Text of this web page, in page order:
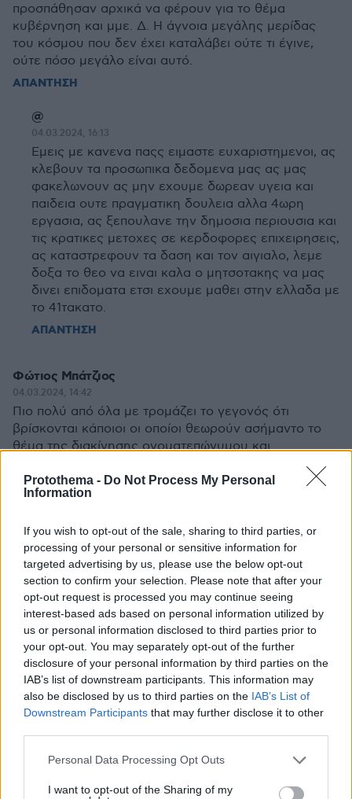
Protothema - Do Not Process My Personal
Information
If you wish to opt-out of the sale, sharing to third parties, or
processing of your personal or sensitive information for
targeted advertising by us, please use the below opt-out
section to confirm your selection. Please note that after your
opt-out request is processed you may continue seeing
interest-based ads based on personal information utilized by
us or personal information disclosed to third parties prior to
your opt-out. You may separately opt-out of the further
disclosure of your personal information by third parties on the
IAB’s list of downstream participants. This information may
also be disclosed by us to third parties on the IAB’s List of
Downstream Participants that may further disclose it to other
Please note that this website/app uses one or more Google
not limited to your visit or usage behaviour. You may click to
Personal Data Processing Opt Outs
I want to opt-out of the Sharing of my
προσπάθησαν αρχικά να φέρουν για το θέμα
κυβέρνηση και μμε. Δ. Η άγνοια μεγάλης μερίδας
του κόσμου που δεν έχει καταλάβει ούτε τι έγινε,
ούτε πόσο μεγάλο είναι αυτό.
ΑΠΑΝΤΗΣΗ
@
04.03.2024, 16:13
Εμεις με κανενα παςς ειμαστε ευχαριστημενοι, ας
κλεβουν τα προσωπικα δεδομενα μας ας μας
φακελωνουν ας μην εχουμε δωρεαν υγεια και
παιδεια ουτε πραγματικη δουλεια αλλα 4ωρη
εργασια, ας ξεπουλανε την δημοσια περιουσια και
τις κρατικες μετοχες σε κερδοφορες επιχειρησεις,
ας καταστρεφουν τα δαση και τον αιγιαλο, λεμε
δοξα το θεο να ειναι καλα ο μητσοτακης να μας
δινει επιδοματα ετσι εχουμε μαθει στην ελλαδα με
το 41τακατο.
ΑΠΑΝΤΗΣΗ
Φώτιος Μπάτζιος
04.03.2024, 14:42
Πιο πολύ από όλα με τρομάζει το γεγονός ότι
βρίσκονται κάποιοι οι οποίοι θεωρούν ασήμαντο το
θέμα της διακίνησης ονοματεπώνυμου και
ατόμου που ζει στο εξωτερικό και υποτίθεται πως
έχει καταθέσει τα στοιχεία του ηλεκτρονικά στο
γνωρίζει αν μόνο το όνομα, επώνυμο και η
διεύθυνση του ηλεκτρονικού ταχυδρομείου
διακινήθηκε. Μπορεί να διακινήθηκαν και άλλα
στοιχεία. Άραγε αυτά τα στοιχεία δόθηκαν
κατευθείαν μόνο στη συγκεκριμένη πολιτικό ή
υπάρχει γενικότερη διαρροή των προσωπικων
δεδομένων; Κάτι τέτοιο φυσικά θα το θεωρούσε ως
απίθανο να συμβαίνει σε μία δημοκρατική χώρα, μετά
όμως από την αποκάλυψη τους σκανδάλου των
υποκλοπών τα πάντα μπορεί να συμβαίνουν. Σ.Σ.
αλήθεια το κυβερνών κόμμα στις τελευταίες
βουλευτικές εκλογές πώς γνώριζε το τηλεφωνικό
μου αριθμό για να μου στείλει μήνυμα μία ημέρα
πριν από την ψηφοφορία για το σε ποιο εκλογικό
μέλος του αλλά έκανα και πρόσφατα τη